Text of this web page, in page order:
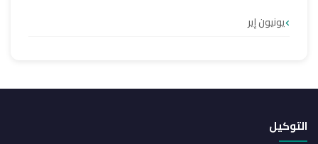
يونيون إير
التوكيل